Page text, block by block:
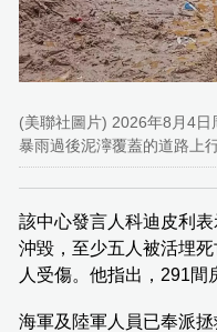
(美聯社圖片) 2026年8月4
暴雨過後泥濘覆蓋的道路上
該中心發言人科迪皮利
沖毀，至少五人被活埋
人受傷。他指出，291間
海軍及陸軍人員已奉派